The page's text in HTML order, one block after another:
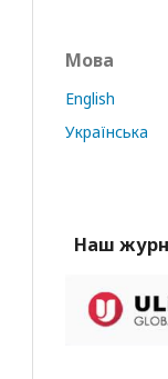
Мова
English
Українська
Наш